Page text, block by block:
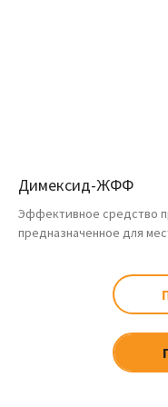
Димексид-ЖФФ
Эффективное средство
предназначенное для